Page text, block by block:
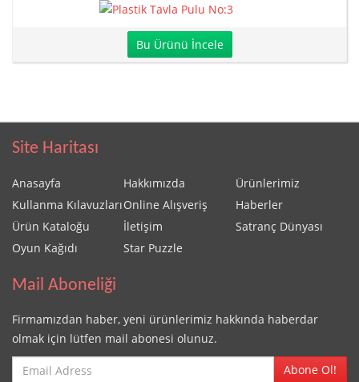
Bu Ürünü İncele
Site Haritası
Anasayfa Hakkımızda
Ürünlerimiz
Kullanma KılavuzlarıOnline Alışveriş
Haberler
Ürün Kataloğu
İletişim
Satranç Dünyası
Oyun Kağıdı
Star Puzzle
Mail Aboneliği
Firmamızdan haber, yeni ürünlerimiz hakkında haberdar
olmak için lütfen mail abonesi olunuz.
Abone Ol!